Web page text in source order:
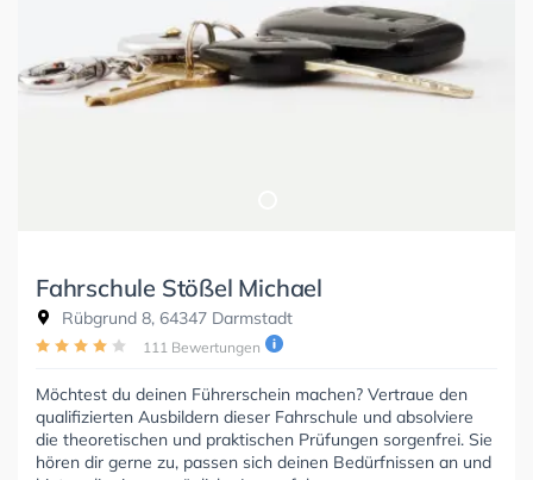
Fahrschule Stößel Michael
Rübgrund 8, 64347 Darmstadt
111 Bewertungen
Möchtest du deinen Führerschein machen? Vertraue den
qualifizierten Ausbildern dieser Fahrschule und absolviere
die theoretischen und praktischen Prüfungen sorgenfrei. Sie
hören dir gerne zu, passen sich deinen Bedürfnissen an und